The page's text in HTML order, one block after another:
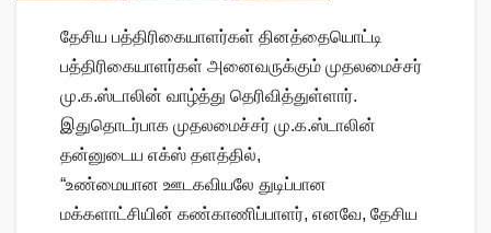
தேசிய பத்திரிகையாளர்கள் தினத்தையொட்டி
பத்திரிகையாளர்கள் அனைவருக்கும் முதலமைச்சர்
மு.க.ஸ்டாலின் வாழ்த்து தெரிவித்துள்ளார்.
இதுதொடர்பாக முதலமைச்சர் மு.க.ஸ்டாலின்
தன்னுடைய எக்ஸ் தளத்தில்,
“உண்மையான ஊடகவியலே துடிப்பான
மக்களாட்சியின் கண்காணிப்பாளர், எனவே, தேசிய